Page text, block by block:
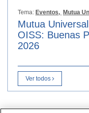
Tema: Eventos, Mutua
Mutua
OISS: Buenas
2026
Ver todos